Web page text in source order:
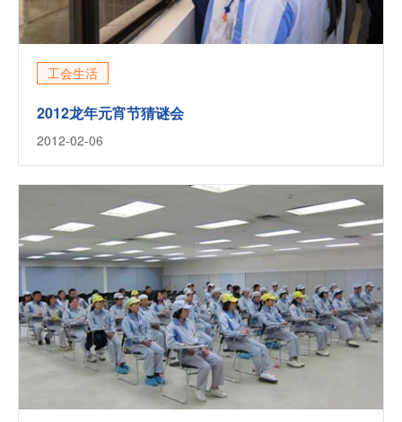
工会生活
2012龙年元宵节猜谜会
2012-02-06